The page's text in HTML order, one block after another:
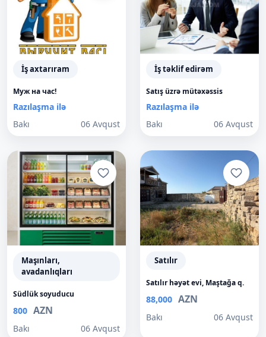
İş axtarıram
Муж на час!
Razılaşma ilə
Bakı
06 Avqust
İş təklif edirəm
Satış üzrə mütəxəssis
Razılaşma ilə
Bakı
06 Avqust
Maşınları,
avadanlıqları
Südlük soyuducu
800 AZN
Bakı 06 Avqust
Satılır
Satılır həyət evi, Maştağa q.
88,000 AZN
Bakı 06 Avqust